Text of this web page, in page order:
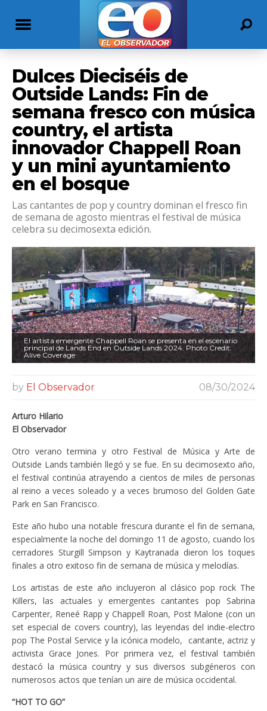
Dulces Dieciséis de
Outside Lands: Fin de
semana fresco con música
country, el artista
innovador Chappell Roan
y un mini ayuntamiento
en el bosque
Las cantantes de pop y country dominan el fresco fin
de semana de agosto mientras el festival de música
celebra su decimosexta edición.
El artista emergente Chappell Roan se presenta en el escenario
principal de Lands End en Outside Lands 2024. Photo Credit:
Alive Coverage
by El Observador 08/30/2024
Arturo Hilario
El Observador
Otro verano termina y otro Festival de Música y Arte de
Outside Lands también llegó y se fue. En su decimosexto año,
el festival continúa atrayendo a cientos de miles de personas
al reino a veces soleado y a veces brumoso del Golden Gate
Park en San Francisco.
Este año hubo una notable frescura durante el fin de semana,
especialmente la noche del domingo 11 de agosto, cuando los
cerradores Sturgill Simpson y Kaytranada dieron los toques
finales a otro exitoso fin de semana de música y melodías.
Los artistas de este año incluyeron al clásico pop rock The
Killers, las actuales y emergentes cantantes pop Sabrina
Carpenter, Reneé Rapp y Chappell Roan, Post Malone (con un
set especial de covers country), las leyendas del indie-electro
pop The Postal Service y la icónica modelo, cantante, actriz y
activista Grace Jones. Por primera vez, el festival también
destacó la música country y sus diversos subgéneros con
numerosos actos que tenían un aire de música occidental.
“HOT TO GO”